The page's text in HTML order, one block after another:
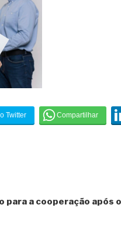
para a cooperação após o